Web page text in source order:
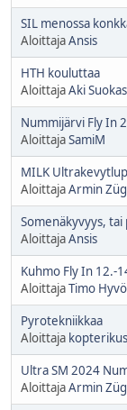
SIL menossa
AloittajaAnsis
HTH kouluttaa
AloittajaAki Suokas
Nummijärvi Fly In
AloittajaSamiM
MILK
AloittajaArmin
Somenäkyvyys,
AloittajaAnsis
Kuhmo Fly In 12.-
AloittajaTimo
Pyrotekniikkaa
Aloittaja
Ultra SM 2024
AloittajaArmin